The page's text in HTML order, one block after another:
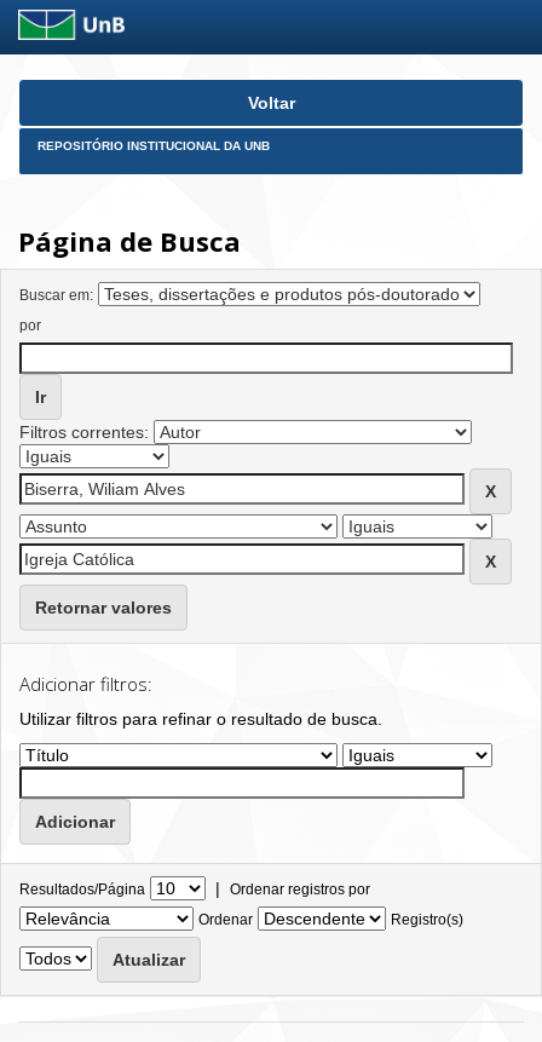
Skip
Voltar
REPOSITÓRIO INSTITUCIONAL DA UNB
Página de Busca
Buscar em:
por
Filtros correntes:
Retornar valores
Adicionar filtros:
Utilizar filtros para refinar o resultado de busca.
Resultados/Página | Ordenar registros por
Ordenar
Registro(s)